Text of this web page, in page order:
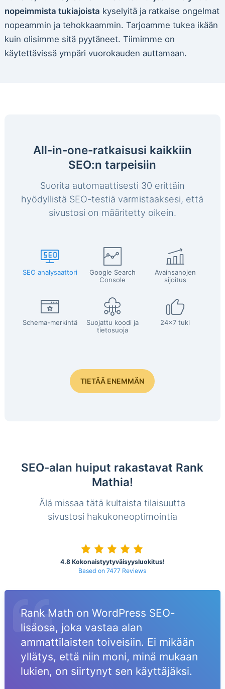
nopeimmista tukiajoista kyselyitä ja ratkaise ongelmat
nopeammin ja tehokkaammin. Tarjoamme tukea ikään
kuin olisimme sitä pyytäneet. Tiimimme on
käytettävissä ympäri vuorokauden auttamaan.
All-in-one-ratkaisusi kaikkiin
SEO:n tarpeisiin
Suorita automaattisesti 30 erittäin
hyödyllistä SEO-testiä varmistaaksesi, että
sivustosi on määritetty oikein.
SEO analysaattori
Google Search
Console
Avainsanojen
sijoitus
Schema-merkintä
Suojattu koodi ja
tietosuoja
24x7 tuki
TIETÄÄ ENEMMÄN
SEO-alan huiput rakastavat Rank
Mathia!
Älä missaa tätä kultaista tilaisuutta
sivustosi hakukoneoptimointia
4.8 Kokonaistyytyväisyysluokitus!
Based on 7477 Reviews
Rank Math on WordPress SEO-
lisäosa, joka vastaa alan
ammattilaisten toiveisiin. Ei mikään
yllätys, että niin moni, minä mukaan
lukien, on siirtynyt sen käyttäjäksi.